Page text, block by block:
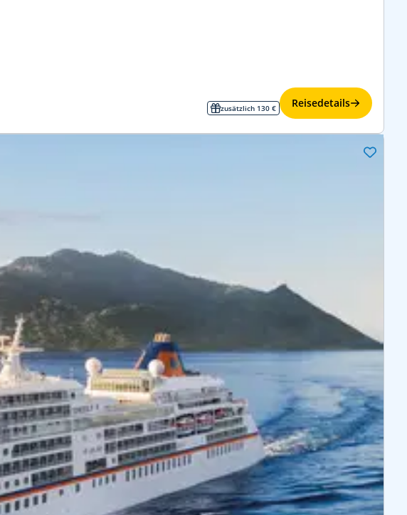
zusätzlich 130 € Reisedetails